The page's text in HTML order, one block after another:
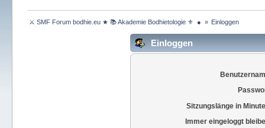
⚔ SMF Forum bodhie.eu ★ 📚 Akademie Bodhietologie ⚜  ● » Einloggen
Einloggen
Sitzungslänge in
Immer eingeloggt